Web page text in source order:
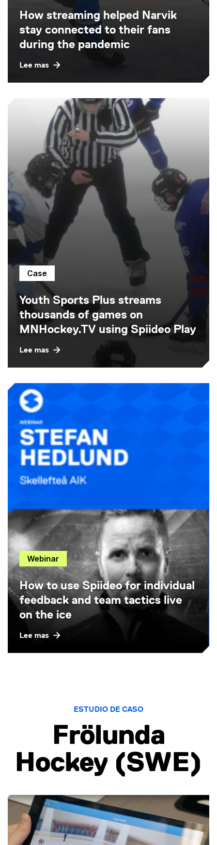
How streaming helped Narvik
stay connected to their fans
during the pandemic
Lee mas
Case
Youth Sports Plus streams
thousands of games on
MNHockey.TV using Spiideo Play
Lee mas
Webinar
How to use Spiideo for individual
feedback and team tactics live
on the ice
Lee mas
ESTUDIO DE CASO
Frölunda
Hockey (SWE)